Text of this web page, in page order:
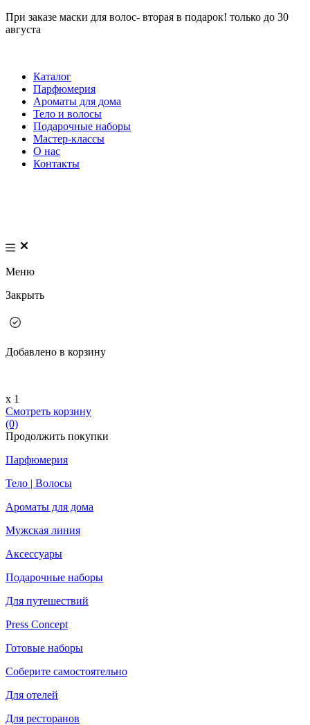
При заказе маски для волос- вторая в подарок! только до 30
августа
Каталог
Парфюмерия
Ароматы для дома
Тело и волосы
Подарочные наборы
Мастер-классы
О нас
Контакты
Меню
Закрыть
Добавлено в корзину
х 1
Смотреть корзину
(0)
Продолжить покупки
Парфюмерия
Тело | Волосы
Ароматы для дома
Мужская линия
Аксессуары
Подарочные наборы
Для путешествий
Press Concept
Готовые наборы
Соберите самостоятельно
Для отелей
Для ресторанов